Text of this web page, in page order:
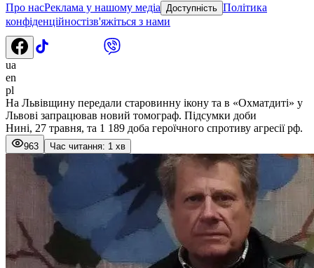
Про насРеклама у нашому медіа Доступність Політика
конфіденційностізв'яжіться з нами
ua
en
pl
На Львівщину передали старовинну ікону та в «Охматдиті» у
Львові запрацював новий томограф. Підсумки доби
Нині, 27 травня, та 1 189 доба героїчного спротиву агресії рф.
963 Час читання: 1 хв